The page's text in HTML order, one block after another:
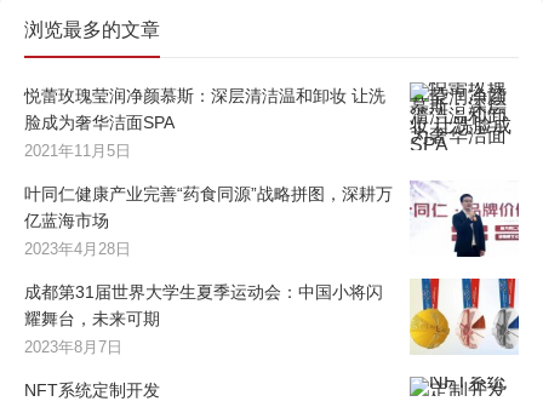
浏览最多的文章
悦蕾玫瑰莹润净颜慕斯：深层清洁温和卸妆 让洗
脸成为奢华洁面SPA
2021年11月5日
叶同仁健康产业完善“药食同源”战略拼图，深耕万
亿蓝海市场
2023年4月28日
成都第31届世界大学生夏季运动会：中国小将闪
耀舞台，未来可期
2023年8月7日
NFT系统定制开发